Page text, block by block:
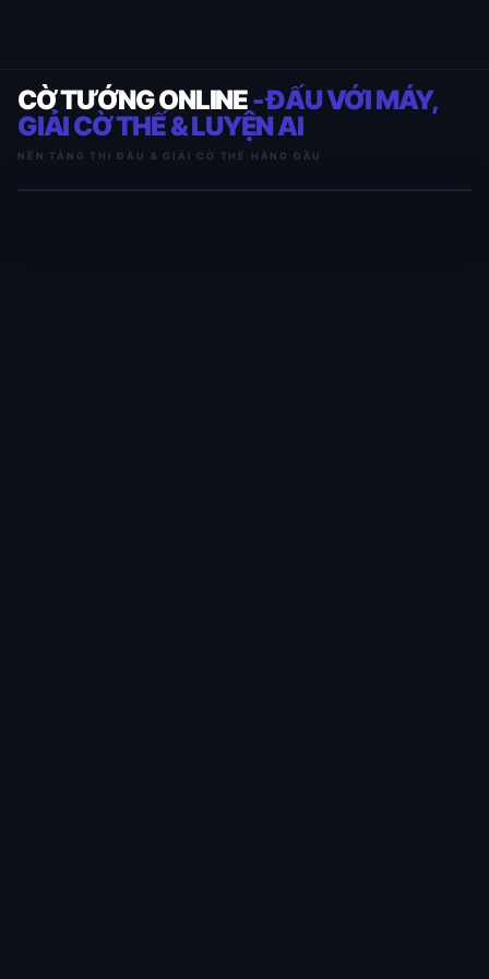
CỜ TƯỚNG ONLINE- ĐẤU VỚI MÁY,
GIẢI CỜ THẾ & LUYỆN AI
NỀN TẢNG THI ĐẤU & GIẢI CỜ THẾ HÀNG ĐẦU